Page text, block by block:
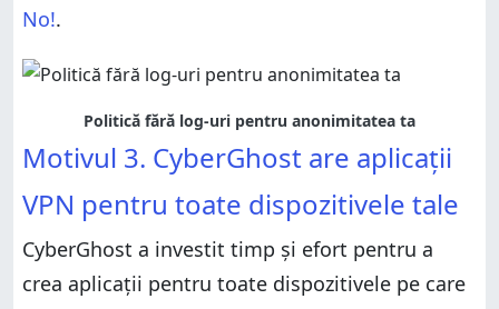
No!.
Politică fără log-uri pentru anonimitatea ta
Motivul 3. CyberGhost are aplicații
VPN pentru toate dispozitivele tale
CyberGhost a investit timp și efort pentru a
crea aplicații pentru toate dispozitivele pe care